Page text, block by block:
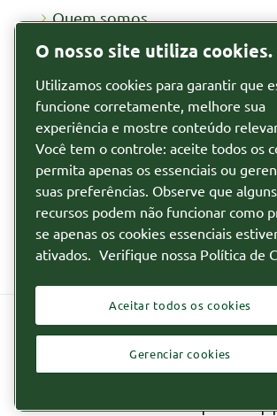
Quem somos
Recursos
Notícias
Segmentos
Relatórios
Relatório de Transparência de
Igualdade Salarial
Descubra como o Atlas Copco
O nosso site utiliza cookies.
Utilizamos cookies para garantir que
funcione corretamente, melhore sua
experiência e mostre conteúdo
Você tem o controle: aceite todos os
permita apenas os essenciais ou
suas preferências. Observe que alguns
recursos podem não funcionar como
se apenas os cookies essenciais
ativados. Verifique nossa Política de
Aceitar todos os cookies
Gerenciar cookies